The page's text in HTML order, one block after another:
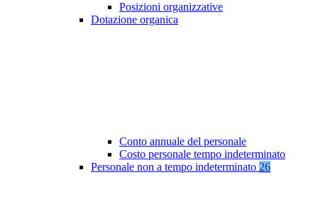
Posizioni organizzative
Dotazione organica
Conto annuale del personale
Costo personale tempo indeterminato
Personale non a tempo indeterminato 26